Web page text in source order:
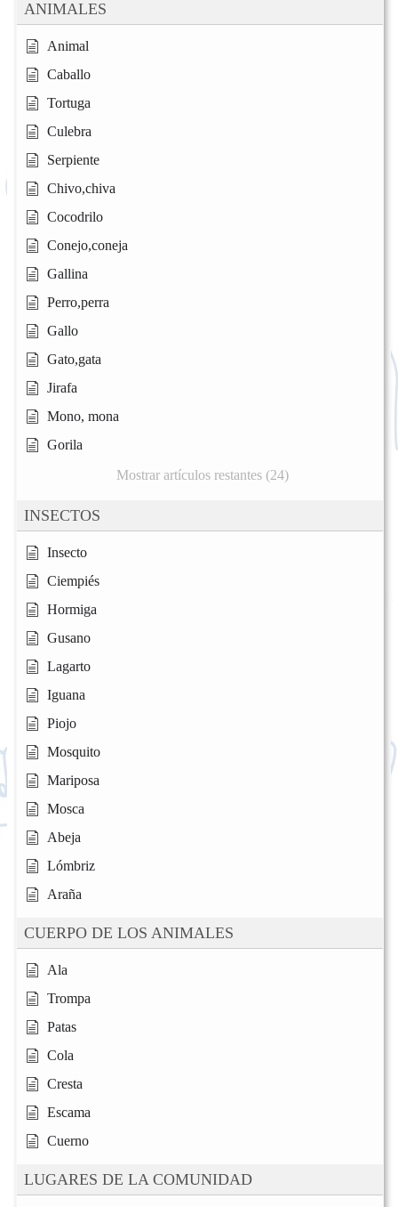
ANIMALES
Animal
Caballo
Tortuga
Culebra
Serpiente
Chivo,chiva
Cocodrilo
Conejo,coneja
Gallina
Perro,perra
Gallo
Gato,gata
Jirafa
Mono, mona
Gorila
Mostrar artículos restantes (24)
INSECTOS
Insecto
Ciempiés
Hormiga
Gusano
Lagarto
Iguana
Piojo
Mosquito
Mariposa
Mosca
Abeja
Lómbriz
Araña
CUERPO DE LOS ANIMALES
Ala
Trompa
Patas
Cola
Cresta
Escama
Cuerno
LUGARES DE LA COMUNIDAD